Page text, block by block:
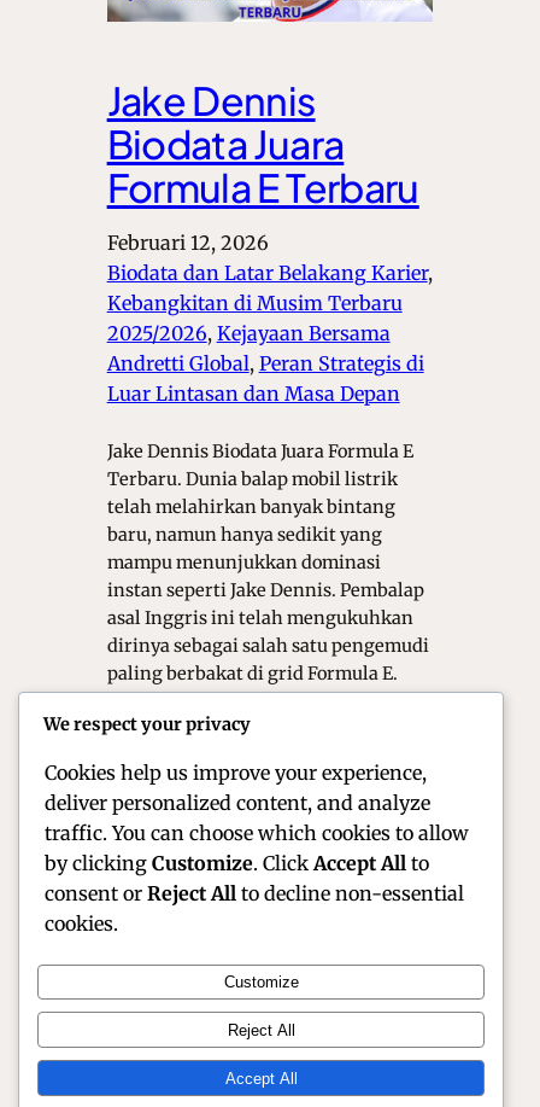
Jake Dennis
Biodata Juara
Formula E Terbaru
Februari 12, 2026
Biodata dan Latar Belakang Karier ,
Kebangkitan di Musim Terbaru
2025/2026, Kejayaan Bersama
Andretti Global, Peran Strategis di
Luar Lintasan dan Masa Depan
Jake Dennis Biodata Juara Formula E
Terbaru. Dunia balap mobil listrik
telah melahirkan banyak bintang
baru, namun hanya sedikit yang
mampu menunjukkan dominasi
instan seperti Jake Dennis. Pembalap
asal Inggris ini telah mengukuhkan
dirinya sebagai salah satu pengemudi
paling berbakat di grid Formula E.
namun agresif saat di butuhkan,
Official Site of Christian Montanari | Racer &
Motorsport Profile
We respect your privacy
Cookies help us improve your experience,
deliver personalized content, and analyze
traffic. You can choose which cookies to allow
by clicking Customize. Click Accept All to
consent or Reject All to decline non-essential
cookies.
Customize
Reject All
Accept All